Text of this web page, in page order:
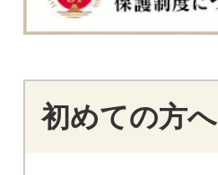
初めての方へ